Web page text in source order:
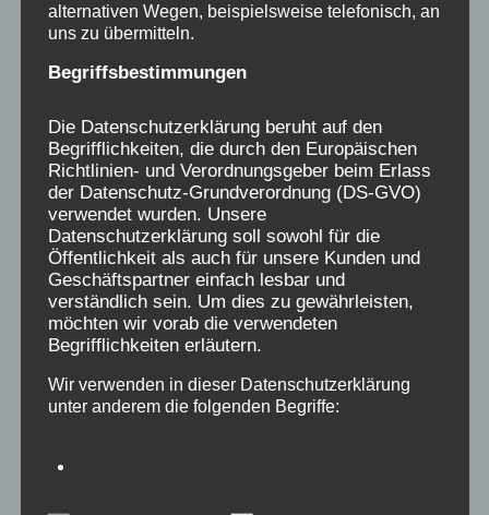
wissenschaftlichen Studien bezahlen. Andere
Landesgruppen haben noch nicht mal eine
Förderung ihrer Beratungen von Betroffenen
die wirkliche Unterstützung, die eine
Förderung von bezahlten Kräften einschließt,
so sehr hinter den Worten von Anerkennung
hinterherhinkt!
Helft uns, hier gegenzusteuern, unterstützt
die Betroffenenbewegung durch eure
Solidarität, indem ihr für30.- im Jahr
Bundesverein „Initiative Verschickungskinder
e.V.“ beitretet:
ZURÜCK
alternativen Wegen, beispielsweise telefonisch, an
uns zu übermitteln.
Begriffsbestimmungen
Die Datenschutzerklärung beruht auf den
Begrifflichkeiten, die durch den Europäischen
Richtlinien- und Verordnungsgeber beim Erlass
der Datenschutz-Grundverordnung (DS-GVO)
verwendet wurden. Unsere
Datenschutzerklärung soll sowohl für die
Öffentlichkeit als auch für unsere Kunden und
Geschäftspartner einfach lesbar und
verständlich sein. Um dies zu gewährleisten,
möchten wir vorab die verwendeten
Begrifflichkeiten erläutern.
Wir verwenden in dieser Datenschutzerklärung
unter anderem die folgenden Begriffe: